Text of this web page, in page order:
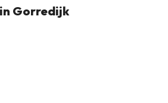
in Gorredijk